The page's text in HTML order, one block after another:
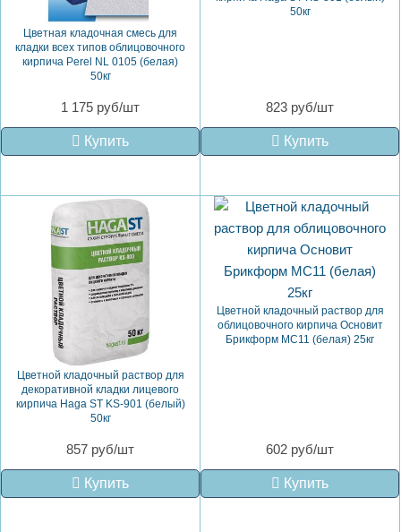
Цветная кладочная смесь для
кладки всех типов облицовочного
кирпича Perel NL 0105 (белая)
50кг
1 175 руб/шт
Купить
50кг
823 руб/шт
Купить
Цветной кладочный раствор для
декоративной кладки лицевого
кирпича Haga ST KS-901 (белый)
50кг
857 руб/шт
Купить
Цветной кладочный раствор для
облицовочного кирпича Основит
Брикформ MC11 (белая) 25кг
602 руб/шт
Купить